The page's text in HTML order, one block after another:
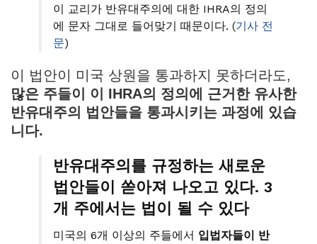
이 교리가 반유대주의에 대한 IHRA의 정의
에 문자 그대로 들어맞기 때문이다. (기사 전
문)
이 법안이 미국 상원을 통과하지 못하더라도,
많은 주들이 이 IHRA의 정의에 근거한 유사한
반유대주의 법안들을 통과시키는 과정에 있습
니다.
반유대주의를 규정하는 새로운
법안들이 쏟아져 나오고 있다. 3
개 주에서는 법이 될 수 있다
미국의 6개 이상의 주들에서 입법자들이 반